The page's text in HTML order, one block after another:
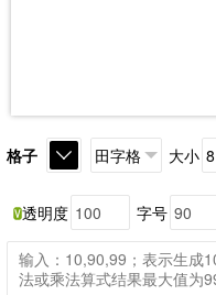
格子 大小
透明度 字号